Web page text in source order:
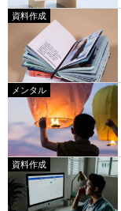
資料作成
メンタル
資料作成